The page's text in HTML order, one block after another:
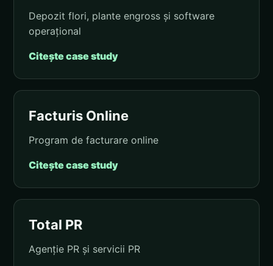
Depozit flori, plante engross și software
operațional
Citește case study
Facturis Online
Program de facturare online
Citește case study
Total PR
Agenție PR și servicii PR